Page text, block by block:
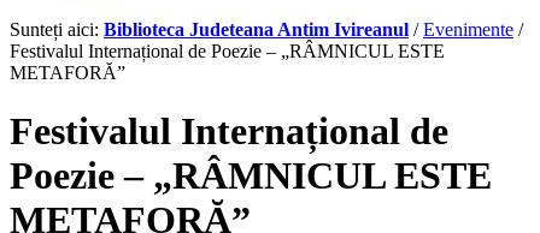
Sunteți aici: Biblioteca Judeteana Antim Ivireanul / Evenimente /
Festivalul Internațional de Poezie – „RÂMNICUL ESTE
METAFORĂ”
Festivalul Internațional de
Poezie – „RÂMNICUL ESTE
METAFORĂ”